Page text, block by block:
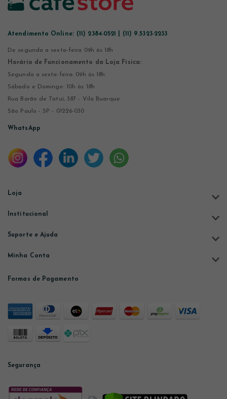
Atendimento Online: (11) 2384-0521 | (11) 9.5323-2233
De segunda a sexta-feira 09h às 18h
Horário de Funcionamento da Loja Física:
Segunda a sexta-feira: 09h às 18h
Sábado e Domingo: 10h às 18h
Rua Barão de Tatuí, 387 - Vila Buarque
São Paulo - SP - 01226-030
WhatsApp
Loja
Institucional
Suporte e Ajuda
Minha Conta
Formas de Pagamento
Segurança